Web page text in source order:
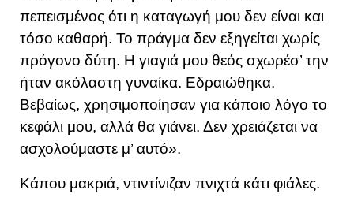
πεπεισμένος ότι η καταγωγή μου δεν είναι και
τόσο καθαρή. Το πράγμα δεν εξηγείται χωρίς
πρόγονο δύτη. Η γιαγιά μου θεός σχωρέσ’ την
ήταν ακόλαστη γυναίκα. Εδραιώθηκα.
Βεβαίως, χρησιμοποίησαν για κάποιο λόγο το
κεφάλι μου, αλλά θα γιάνει. Δεν χρειάζεται να
ασχολούμαστε μ’ αυτό».
Κάπου μακριά, ντιντίνιζαν πνιχτά κάτι φιάλες.